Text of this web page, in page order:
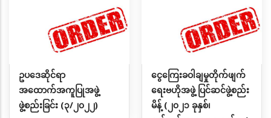
ဥပဒေဆိုင်ရာ
အထောက်အကူပြုအဖွဲ့
ဖွဲ့စည်းခြင်း (၃/၂၀၂၂)
ငွေကြေးခဝါချမှုတိုက်ဖျက်
ရေးဗဟိုအဖွဲ့ ပြင်ဆင်ဖွဲ့စည်း
မိန့် (၂၀၂၁ ခုနှစ်၊